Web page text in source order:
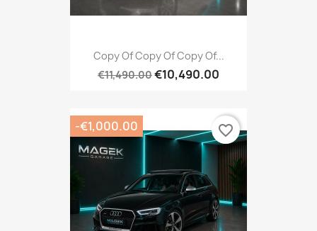
Copy Of Copy Of Copy Of...
€11,490.00€10,490.00
-€1,000.00 favorite_border